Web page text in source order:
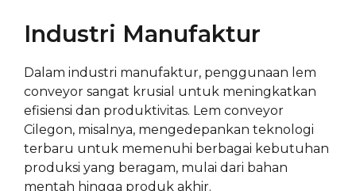
Industri Manufaktur
Dalam industri manufaktur, penggunaan lem
conveyor sangat krusial untuk meningkatkan
efisiensi dan produktivitas. Lem conveyor
Cilegon, misalnya, mengedepankan teknologi
terbaru untuk memenuhi berbagai kebutuhan
produksi yang beragam, mulai dari bahan
mentah hingga produk akhir.